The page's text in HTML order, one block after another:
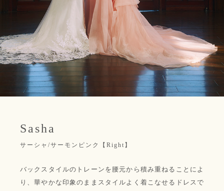
Sasha
サーシャ/サーモンピンク【Right】
バックスタイルのトレーンを腰元から積み重ねることによ
り、華やかな印象のままスタイルよく着こなせるドレスで